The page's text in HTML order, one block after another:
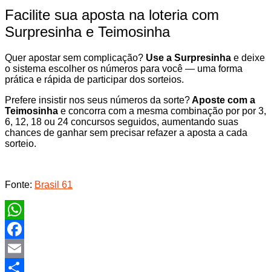
Facilite sua aposta na loteria com
Surpresinha e Teimosinha
Quer apostar sem complicação? Use a Surpresinha e deixe
o sistema escolher os números para você — uma forma
prática e rápida de participar dos sorteios.
Prefere insistir nos seus números da sorte?Aposte com a
Teimosinha e concorra com a mesma combinação por por 3,
6, 12, 18 ou 24 concursos seguidos, aumentando suas
chances de ganhar sem precisar refazer a aposta a cada
sorteio.
Fonte: Brasil 61
WhatsApp
Facebook
Email